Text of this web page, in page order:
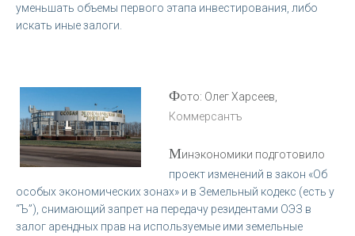
уменьшать объемы первого этапа инвестирования, либо
искать иные залоги.
Фото: Олег Харсеев,
Коммерсантъ
Минэкономики подготовило
проект изменений в закон «Об
особых экономических зонах» и в Земельный кодекс (есть у
“Ъ”), снимающий запрет на передачу резидентами ОЭЗ в
залог арендных прав на используемые ими земельные